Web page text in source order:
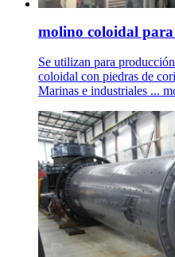
molino coloidal
Se utilizan para
coloidal con piedras de
Marinas e industriales ...